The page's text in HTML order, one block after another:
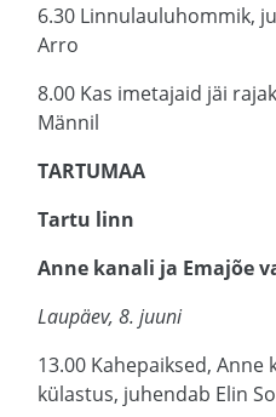
6.30 Linnulauluhommik,
Arro
8.00 Kas imetajaid jäi
Männil
TARTUMAA
Tartu linn
Anne kanali ja Emajõe
Laupäev, 8. juuni
13.00 Kahepaiksed,
külastus, juhendab Elin